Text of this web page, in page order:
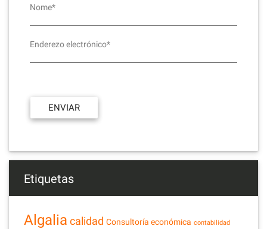
Nome*
Enderezo electrónico*
Etiquetas
Algalia calidad Consultoría económica contabilidad